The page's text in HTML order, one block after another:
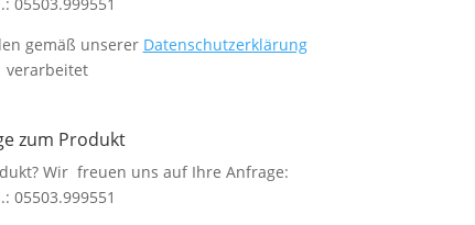
gemäß unserer Datenschutzerklärung
verarbeitet
zum Produkt
Wir freuen uns auf Ihre Anfrage:
05503.999551